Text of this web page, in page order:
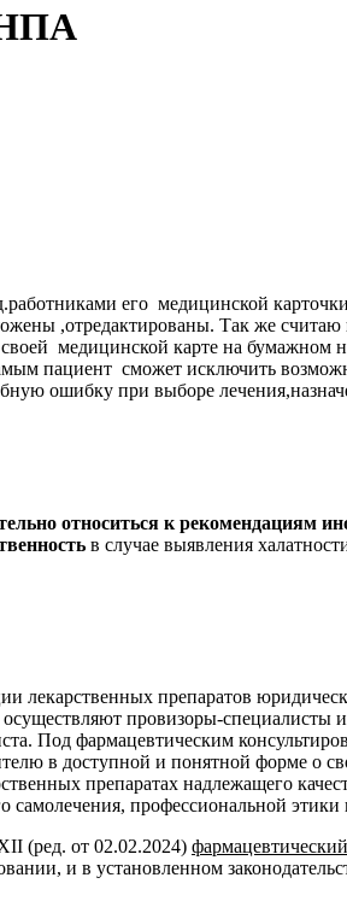
НПА
его медицинской карточки
,отредактированы. Так же
медицинской карте на бумажном
пациент сможет исключить
ошибку при выборе
относиться к рекомендациям
в случае выявления
лекарственных препаратов
провизоры-
Под фармацевтическим
в доступной и понятной форме о
препаратах надлежащего
профессиональной
(ред. от 02.02.2024)
и в установленном